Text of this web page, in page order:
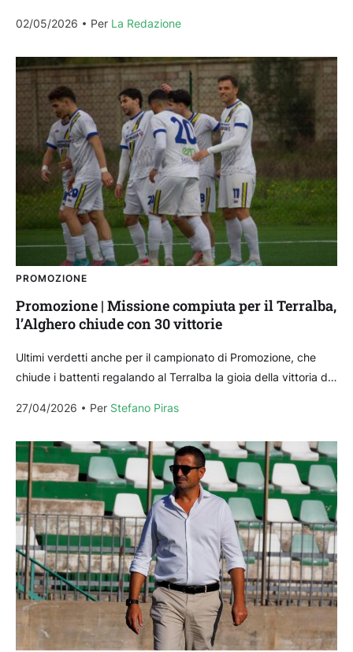
Castiadas...
02/05/2026 Per La Redazione
PROMOZIONE
Promozione | Missione compiuta per il Terralba,
l’Alghero chiude con 30 vittorie
Ultimi verdetti anche per il campionato di Promozione, che
chiude i battenti regalando al Terralba la gioia della vittoria del
27/04/2026
Per Stefano Piras